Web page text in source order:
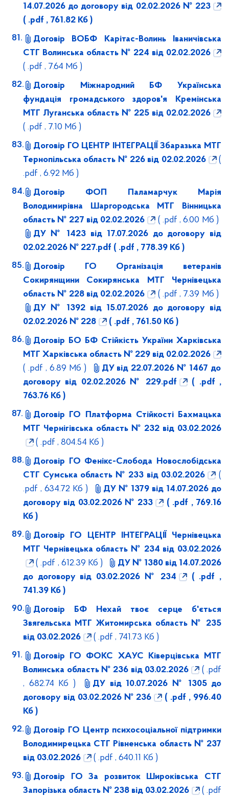
14.07.2026 до договору від 02.02.2026 № 223
( .pdf , 761.82 Кб )
Договір ВОБФ Карітас-Волинь Іваничівська
СТГ Волинська область № 224 від 02.02.2026
( .pdf , 7.64 Мб )
Договір Міжнародний БФ Українська
фундація громадського здоров'я Кремінська
МТГ Луганська область № 225 від 02.02.2026
( .pdf , 7.10 Мб )
Договір ГО ЦЕНТР ІНТЕГРАЦІЇ Збаразька МТГ
Тернопільська область № 226 від 02.02.2026
(
.pdf , 6.92 Мб )
Договір ФОП Паламарчук Марія
Володимирівна Шаргородська МТГ Вінницька
область № 227 від 02.02.2026
( .pdf , 6.00 Мб )
ДУ № 1423 від 17.07.2026 до договору від
02.02.2026 № 227.pdf ( .pdf , 778.39 Кб )
Договір ГО Організація ветеранів
Сокирянщини Сокирянська МТГ Чернівецька
область № 228 від 02.02.2026
( .pdf , 7.39 Мб )
ДУ № 1392 від 15.07.2026 до договору від
02.02.2026 № 228
( .pdf , 761.50 Кб )
Договір БО БФ Стійкість України Харківська
МТГ Харківська область № 229 від 02.02.2026
( .pdf , 6.89 Мб )
ДУ від 22.07.2026 № 1467 до
договору від 02.02.2026 № 229.pdf
( .pdf ,
763.76 Кб )
Договір ГО Платформа Стійкості Бахмацька
МТГ Чернігівська область № 232 від 03.02.2026
( .pdf , 804.54 Кб )
Договір ГО Фенікс-Слобода Новослобідська
СТГ Сумська область № 233 від 03.02.2026
(
.pdf , 634.72 Кб )
ДУ № 1379 від 14.07.2026 до
договору від 03.02.2026 № 233
( .pdf , 769.16
Кб )
Договір ГО ЦЕНТР ІНТЕГРАЦІЇ Чернівецька
МТГ Чернівецька область № 234 від 03.02.2026
( .pdf , 612.39 Кб )
ДУ № 1380 від 14.07.2026
до договору від 03.02.2026 № 234
( .pdf ,
741.39 Кб )
Договір БФ Нехай твоє серце б'ється
Звягельська МТГ Житомирська область № 235
від 03.02.2026
( .pdf , 741.73 Кб )
Договір ГО ФОКС ХАУС Ківерцівська МТГ
Волинська область № 236 від 03.02.2026
( .pdf
, 682.74 Кб )
ДУ від 10.07.2026 № 1305 до
договору від 03.02.2026 № 236
( .pdf , 996.40
Кб )
Договір ГО Центр психосоціальної підтримки
Володимирецька СТГ Рівненська область № 237
від 03.02.2026
( .pdf , 640.11 Кб )
Договір ГО За розвиток Широківська СТГ
Запорізька область № 238 від 03.02.2026
( .pdf